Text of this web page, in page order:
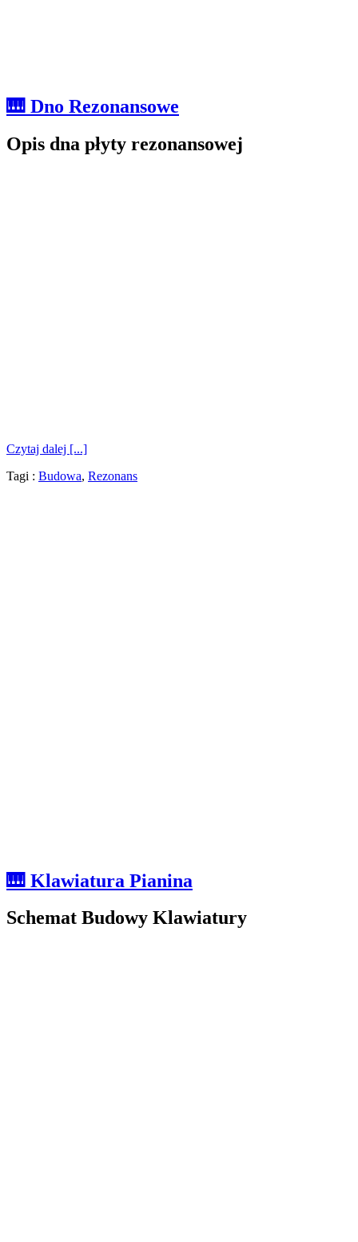
🎹 Dno Rezonansowe
Opis dna płyty rezonansowej
Czytaj dalej [...]
Tagi : Budowa, Rezonans
🎹 Klawiatura Pianina
Schemat Budowy Klawiatury